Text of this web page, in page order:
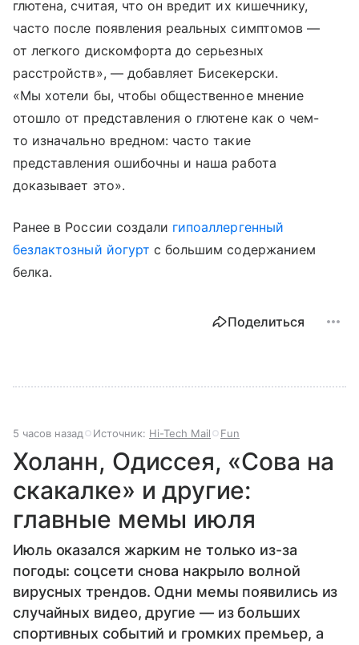
глютена, считая, что он вредит их кишечнику,
часто после появления реальных симптомов —
от легкого дискомфорта до серьезных
расстройств», — добавляет Бисекерски.
«Мы хотели бы, чтобы общественное мнение
отошло от представления о глютене как о чем-
то изначально вредном: часто такие
представления ошибочны и наша работа
доказывает это».
Ранее в России создали гипоаллергенный
безлактозный йогурт с большим содержанием
белка.
Поделиться
5 часов назад Источник: Hi-Tech Mail Fun
Холанн, Одиссея, «Сова на
скакалке» и другие:
главные мемы июля
Июль оказался жарким не только из-за
погоды: соцсети снова накрыло волной
вирусных трендов. Одни мемы появились из
случайных видео, другие — из больших
спортивных событий и громких премьер, а